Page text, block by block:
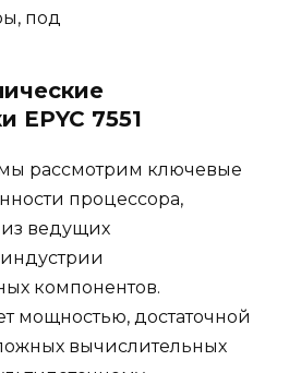
под
EPYC 7551
рассмотрим ключевые
процессора,
ведущих
компонентов.
мощностью, достаточной
вычислительных